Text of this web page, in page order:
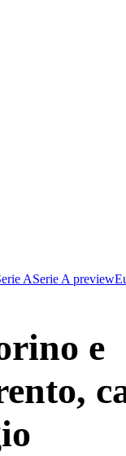
ASerie A preview
e